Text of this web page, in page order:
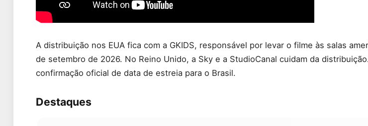
A distribuição nos EUA fica com a GKIDS, responsável por levar o filme às salas
de setembro de 2026. No Reino Unido, a Sky e a StudioCanal cuidam da
confirmação oficial de data de estreia para o Brasil.
Destaques